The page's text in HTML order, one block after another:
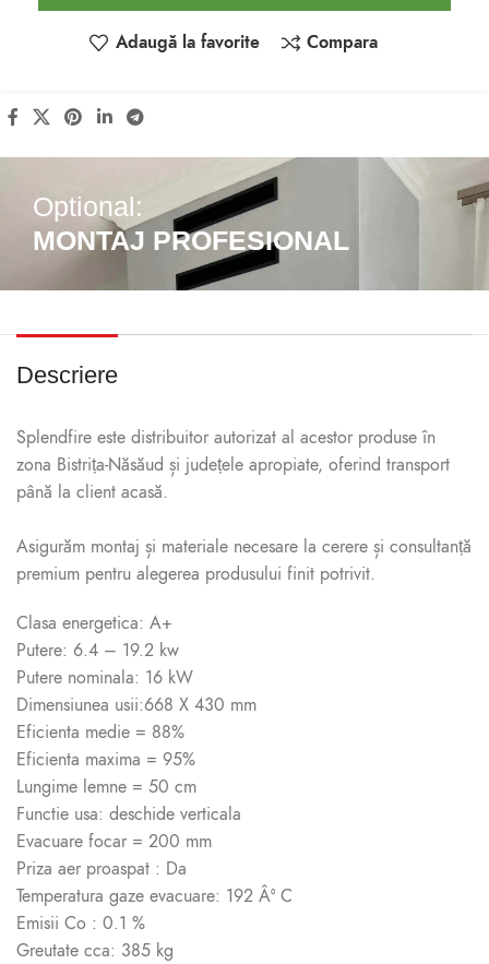
Adaugă la favorite Compara
Optional:
MONTAJ PROFESIONAL
Descriere
Splendfire este distribuitor autorizat al acestor produse în
zona Bistrița-Năsăud și județele apropiate, oferind transport
până la client acasă.
Asigurăm montaj și materiale necesare la cerere și consultanță
premium pentru alegerea produsului finit potrivit.
Clasa energetica: A+
Putere: 6.4 – 19.2 kw
Putere nominala: 16 kW
Dimensiunea usii:668 X 430 mm
Eficienta medie = 88%
Eficienta maxima = 95%
Lungime lemne = 50 cm
Functie usa: deschide verticala
Evacuare focar = 200 mm
Priza aer proaspat : Da
Temperatura gaze evacuare: 192 Â° C
Emisii Co : 0.1 %
Greutate cca: 385 kg